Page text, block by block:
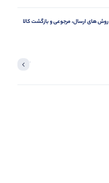
روش های ارسال، مرجوعی و بازگشت کالا
آخرین